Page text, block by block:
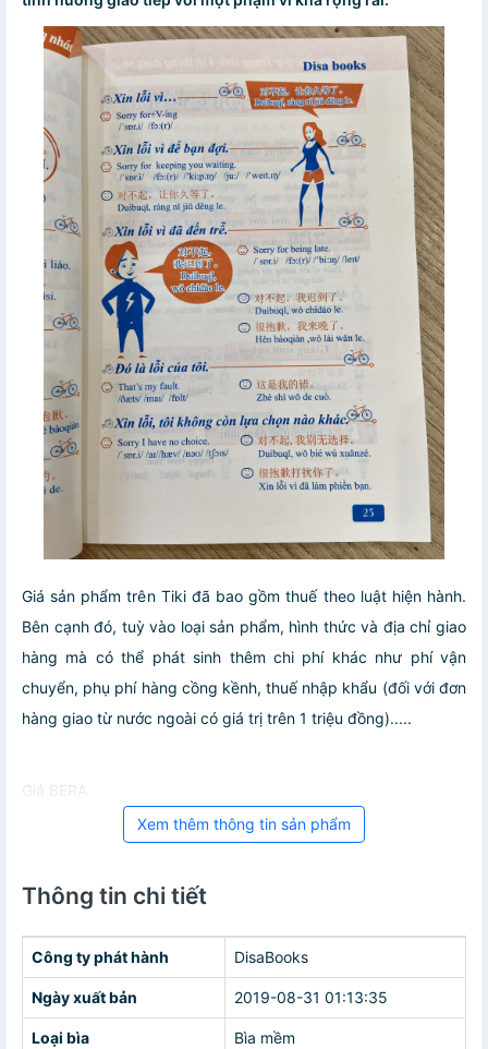
Giá sản phẩm trên Tiki đã bao gồm thuế theo luật hiện hành.
Bên cạnh đó, tuỳ vào loại sản phẩm, hình thức và địa chỉ giao
hàng mà có thể phát sinh thêm chi phí khác như phí vận
chuyển, phụ phí hàng cồng kềnh, thuế nhập khẩu (đối với đơn
hàng giao từ nước ngoài có giá trị trên 1 triệu đồng).....
Giá BERA
Xem thêm thông tin sản phẩm
Thông tin chi tiết
Công ty phát hành DisaBooks
Ngày xuất bản 2019-08-31 01:13:35
Loại bìa Bìa mềm